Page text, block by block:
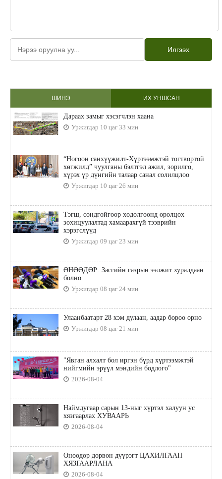
Илгээх
ШИНЭ ИХ УНШСАН
Дараах замыг хэсэгчлэн хаана
Уржигдар 10 цаг 33 мин
“Ногоон санхүүжилт-Хүртээмжтэй тогтвортой
хөгжилд” чуулганы бэлтгэл ажил, зорилго,
хүрэх үр дүнгийн талаар санал солилцлоо
Уржигдар 10 цаг 26 мин
Тэгш, сондгойгоор хөдөлгөөнд оролцох
зохицуулалтад хамаарахгүй тээврийн
хэрэгслүүд
Уржигдар 09 цаг 23 мин
ӨНӨӨДӨР: Засгийн газрын ээлжит хуралдаан
болно
Уржигдар 08 цаг 24 мин
Улаанбаатарт 28 хэм дулаан, аадар бороо орно
Уржигдар 08 цаг 21 мин
"Явган алхалт бол иргэн бүрд хүртээмжтэй
нийгмийн эрүүл мэндийн бодлого"
2026-08-04
Наймдугаар сарын 13-ныг хүртэл халуун ус
хязгаарлах ХУВААРЬ
2026-08-04
Өнөөдөр дөрвөн дүүрэгт ЦАХИЛГААН
ХЯЗГААРЛАНА
2026-08-04